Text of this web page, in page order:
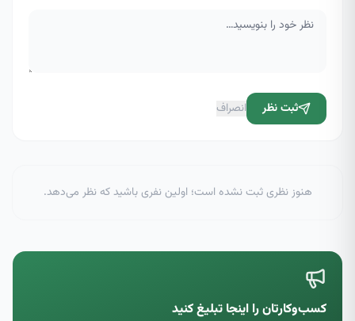
ثبت نظر انصراف
هنوز نظری ثبت نشده است؛ اولین نفری باشید که نظر می‌دهد.
کسب‌وکارتان را اینجا تبلیغ کنید